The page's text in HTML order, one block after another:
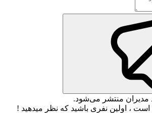
مدیران منتشر می‌شود.
، اولین نفری باشید که نظر میدهید !